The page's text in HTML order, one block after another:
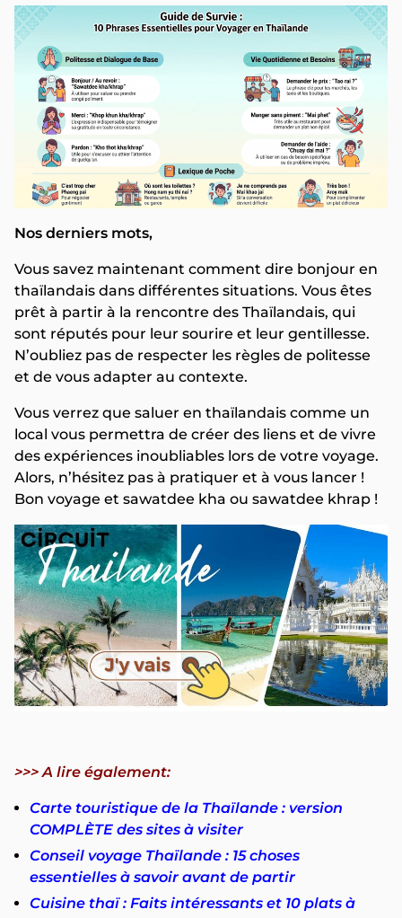
Nos derniers mots,
Vous savez maintenant comment dire bonjour en
thaïlandais dans différentes situations. Vous êtes
prêt à partir à la rencontre des Thaïlandais, qui
sont réputés pour leur sourire et leur gentillesse.
N’oubliez pas de respecter les règles de politesse
et de vous adapter au contexte.
Vous verrez que saluer en thaïlandais comme un
local vous permettra de créer des liens et de vivre
des expériences inoubliables lors de votre voyage.
Alors, n’hésitez pas à pratiquer et à vous lancer !
Bon voyage et sawatdee kha ou sawatdee khrap !
>>> A lire également:
Carte touristique de la Thaïlande : version
COMPLÈTE des sites à visiter
Conseil voyage Thaïlande : 15 choses
essentielles à savoir avant de partir
Cuisine thaï : Faits intéressants et 10 plats à